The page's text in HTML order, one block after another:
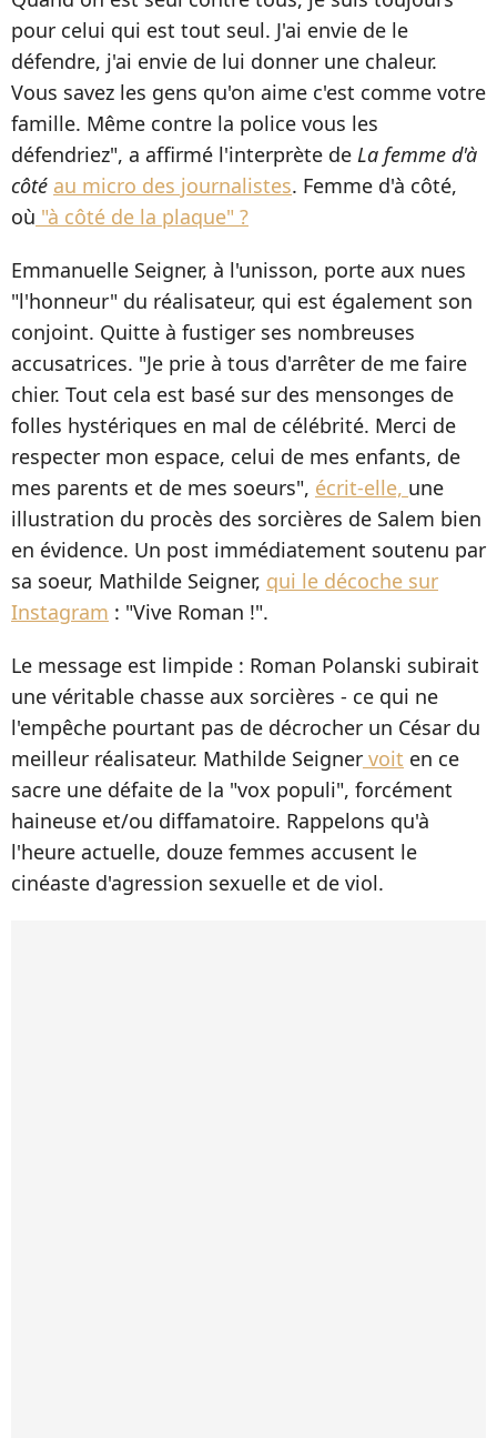
pour celui qui est tout seul. J'ai envie de le
défendre, j'ai envie de lui donner une chaleur.
Vous savez les gens qu'on aime c'est comme votre
famille. Même contre la police vous les
défendriez", a affirmé l'interprète de La femme d'à
côté au micro des journalistes. Femme d'à côté,
où "à côté de la plaque" ?
Emmanuelle Seigner, à l'unisson, porte aux nues
"l'honneur" du réalisateur, qui est également son
conjoint. Quitte à fustiger ses nombreuses
accusatrices. "Je prie à tous d'arrêter de me faire
chier. Tout cela est basé sur des mensonges de
folles hystériques en mal de célébrité. Merci de
respecter mon espace, celui de mes enfants, de
mes parents et de mes soeurs", écrit-elle, une
illustration du procès des sorcières de Salem bien
en évidence. Un post immédiatement soutenu par
sa soeur, Mathilde Seigner, qui le décoche sur
Instagram : "Vive Roman !".
Le message est limpide : Roman Polanski subirait
une véritable chasse aux sorcières - ce qui ne
l'empêche pourtant pas de décrocher un César du
meilleur réalisateur. Mathilde Seigner voit en ce
sacre une défaite de la "vox populi", forcément
haineuse et/ou diffamatoire. Rappelons qu'à
l'heure actuelle, douze femmes accusent le
cinéaste d'agression sexuelle et de viol.